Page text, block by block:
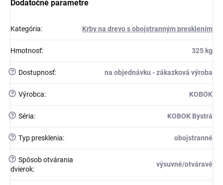
Dodatočné parametre
Kategória: Krby na drevo s obojstranným presklením
Hmotnosť: 325 kg
? Dostupnosť: na objednávku - zákazková výroba
? Výrobca: KOBOK
? Séria: KOBOK Bystrá
? Typ presklenia: obojstranné
? Spôsob otvárania
dvierok:
výsuvné/otváravé